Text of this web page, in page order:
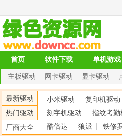
首页 软件下载 单机游戏
主板驱动 网卡驱动 显卡驱动
最新驱动
热门驱动
厂商大全
小米驱动 复印机驱动
刻字机驱动
指纹考勤
酷倍达
狼派 铁修